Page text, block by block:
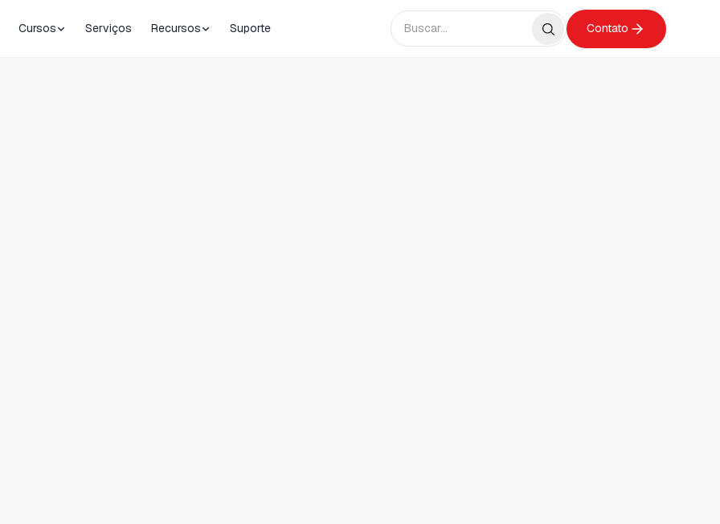
Cursos Serviços Recursos Suporte Contato